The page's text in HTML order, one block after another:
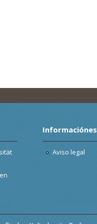
Informaciónes
Aviso legal